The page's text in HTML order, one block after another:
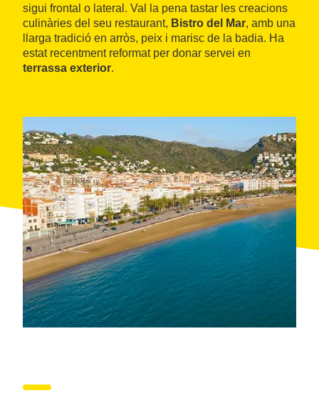
sigui frontal o lateral. Val la pena tastar les creacions
culinàries del seu restaurant, Bistro del Mar, amb una
llarga tradició en arròs, peix i marisc de la badia. Ha
estat recentment reformat per donar servei en
terrassa exterior.